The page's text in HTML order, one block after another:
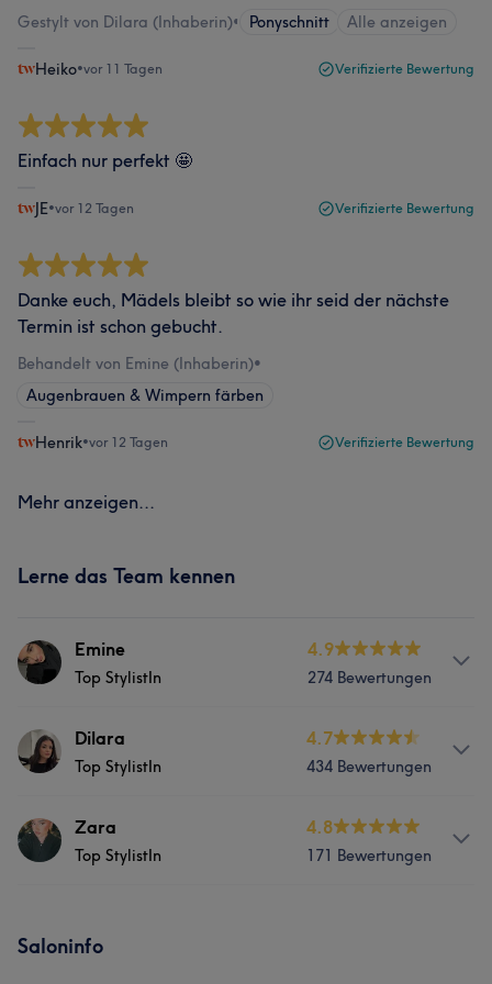
Gestylt von Dilara (Inhaberin)• Ponyschnitt Alle anzeigen
Heiko•vor 11 Tagen Verifizierte Bewertung
Einfach nur perfekt 🤩
JE•vor 12 Tagen Verifizierte Bewertung
Danke euch, Mädels bleibt so wie ihr seid der nächste
Termin ist schon gebucht.
Behandelt von Emine (Inhaberin)•
Augenbrauen & Wimpern färben
Henrik•vor 12 Tagen Verifizierte Bewertung
Mehr anzeigen...
Lerne das Team kennen
Emine
Top StylistIn
4.9
274 Bewertungen
Services
Haarentfernung Ästhetische Medizin
Kompetent
Dilara
Top StylistIn
4.7
434 Bewertungen
ServicesZara
Top StylistIn
4.8
171 Bewertungen
Saloninfo